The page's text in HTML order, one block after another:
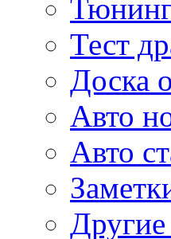
Тест
Доска
Авто
Авто
Другие